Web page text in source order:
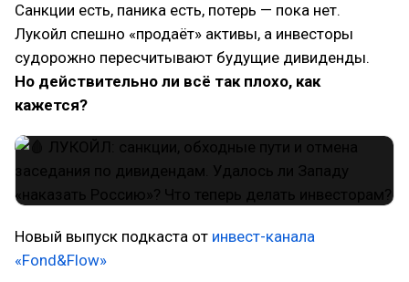
Санкции есть, паника есть, потерь — пока нет.
Лукойл спешно «продаёт» активы, а инвесторы
судорожно пересчитывают будущие дивиденды.
Но действительно ли всё так плохо, как
кажется?
Новый выпуск подкаста от инвест-канала
«Fond&Flow»